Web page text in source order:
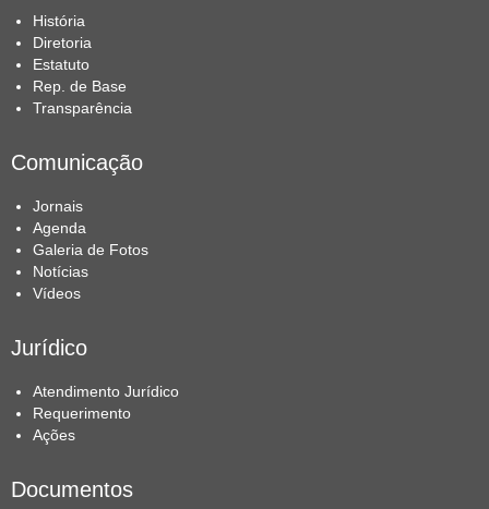
História
Diretoria
Estatuto
Rep. de Base
Transparência
Comunicação
Jornais
Agenda
Galeria de Fotos
Notícias
Vídeos
Jurídico
Atendimento Jurídico
Requerimento
Ações
Documentos